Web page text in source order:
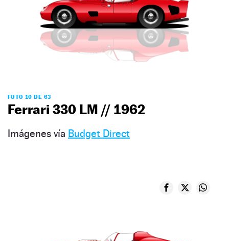
FOTO 10 DE 63
Ferrari 330 LM // 1962
Imágenes vía Budget Direct